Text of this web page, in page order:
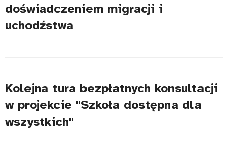
doświadczeniem migracji i
uchodźstwa
Kolejna tura bezpłatnych konsultacji
w projekcie "Szkoła dostępna dla
wszystkich"